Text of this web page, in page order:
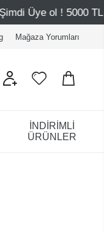
ilk alışverişinde
Mağaza Yorumları
İNDİRİMLİ
ÜRÜNLER